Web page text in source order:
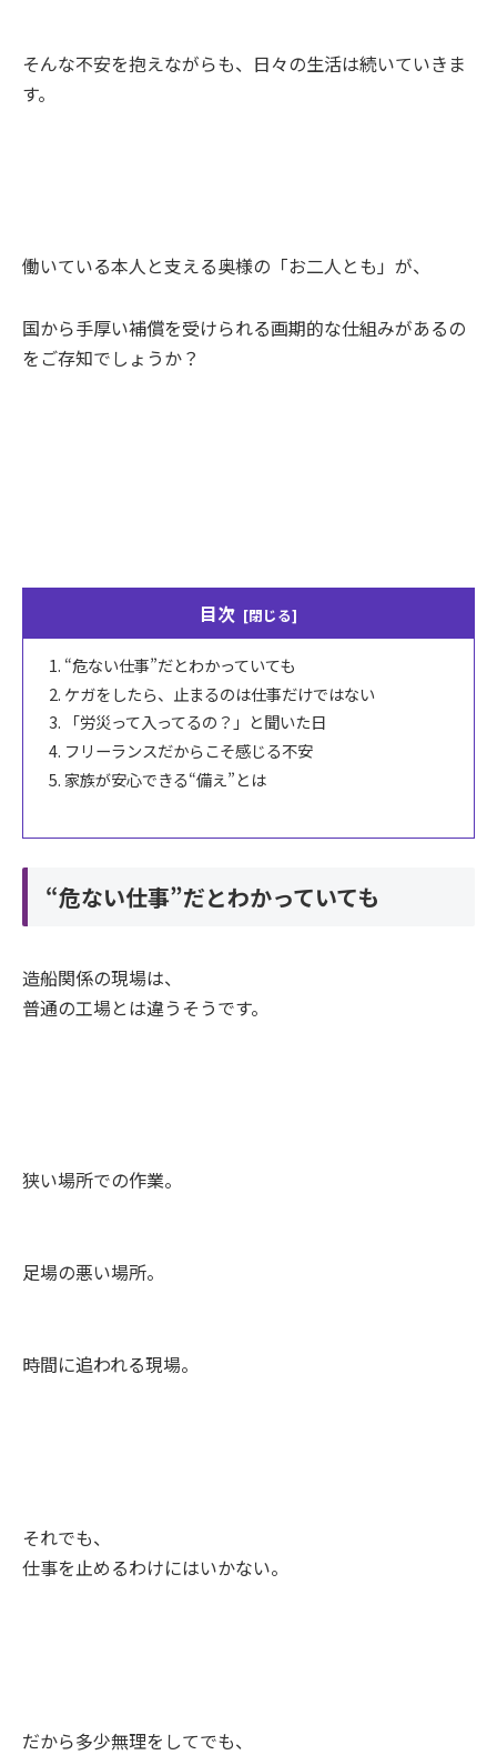
そんな不安を抱えながらも、日々の生活は続いていきま
す。
働いている本人と支える奥様の「お二人とも」が、
国から手厚い補償を受けられる画期的な仕組みがあるの
をご存知でしょうか？
目次
“危ない仕事”だとわかっていても
ケガをしたら、止まるのは仕事だけではない
「労災って入ってるの？」と聞いた日
フリーランスだからこそ感じる不安
家族が安心できる“備え”とは
“危ない仕事”だとわかっていても
造船関係の現場は、
普通の工場とは違うそうです。
狭い場所での作業。
足場の悪い場所。
時間に追われる現場。
それでも、
仕事を止めるわけにはいかない。
だから多少無理をしてでも、